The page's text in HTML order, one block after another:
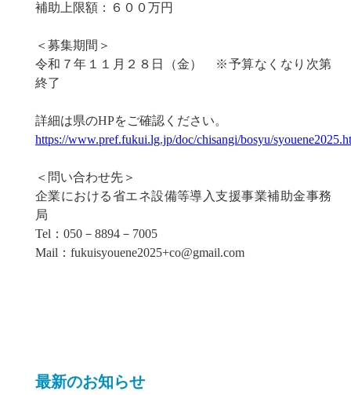
補助上限額：６００万円
＜募集期間＞
令和７年１１月２８日（金） ※予算なくなり次第
終了
詳細は県のHPをご確認ください。
https://www.pref.fukui.lg.jp/doc/chisangi/bosyu/
＜問い合わせ先＞
企業における省エネ設備等導入支援事業補助金事務
局
Tel：050－8894－7005
Mail：fukuisyouene2025+co@gmail.com
最新のお知らせ